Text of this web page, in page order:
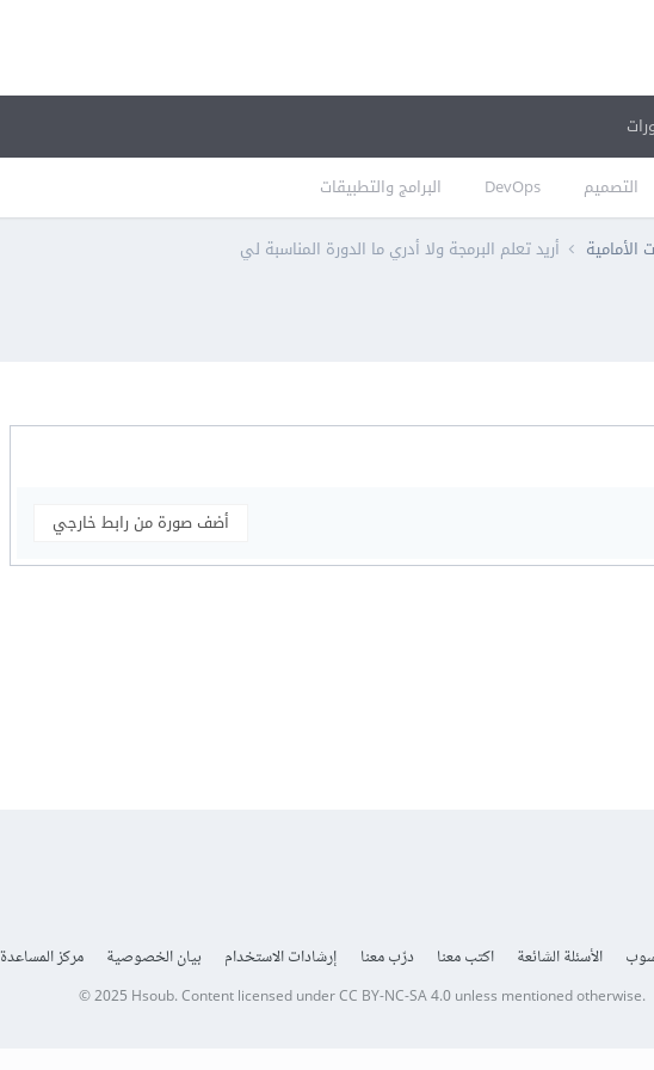
التصميم DevOps البرامج والتطبيقات
الأمامية أريد تعلم البرمجة ولا أدري ما الدورة المناسبة لي
أضف صورة من رابط خارجي
الأسئلة الشائعة اكتب معنا درّب معنا إرشادات الاستخدام بيان الخصوصية مركز المساعدة
© 2025 Hsoub.Content licensed underCC BY-NC-SA 4.0unless mentioned otherwise.